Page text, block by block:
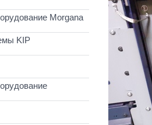
Morgana
KIP